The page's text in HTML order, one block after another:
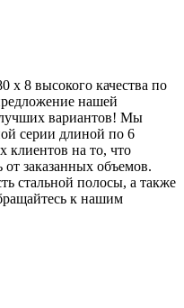
х 8 высокого качества по
нашей
вариантов! Мы
серии длиной по 6
клиентов на то, что
от заказанных объемов.
стальной полосы, а также
к нашим